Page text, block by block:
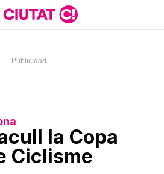
la Copa
Ciclisme